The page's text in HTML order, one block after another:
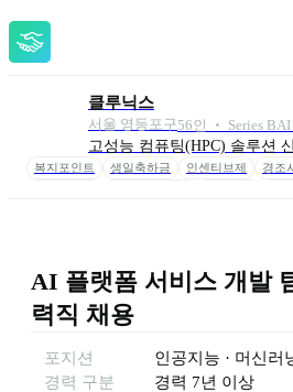
클루닉스
서울 영등포구56인 ‧ Series BAI
고성능 컴퓨팅(HPC) 솔루션
복지포인트 생일축하금 인센티브제 경조
AI 플랫폼 서비스 개발
력직 채용
포지션 인공지능 · 머신러
경력 구분
경력 7년 이상